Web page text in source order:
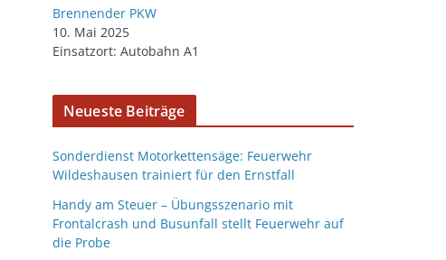
Brennender PKW
10. Mai 2025
Einsatzort: Autobahn A1
Neueste Beiträge
Sonderdienst Motorkettensäge: Feuerwehr
Wildeshausen trainiert für den Ernstfall
Handy am Steuer – Übungsszenario mit
Frontalcrash und Busunfall stellt Feuerwehr auf
die Probe